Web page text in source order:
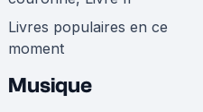
Livres populaires en ce
moment
Musique